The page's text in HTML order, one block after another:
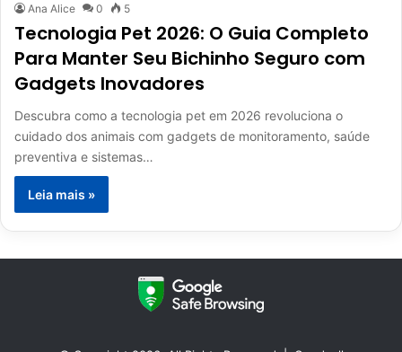
Ana Alice 0 5
Tecnologia Pet 2026: O Guia Completo
Para Manter Seu Bichinho Seguro com
Gadgets Inovadores
Descubra como a tecnologia pet em 2026 revoluciona o
cuidado dos animais com gadgets de monitoramento, saúde
preventiva e sistemas…
Leia mais »